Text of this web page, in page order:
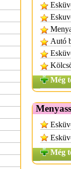
Autó
Még
Még